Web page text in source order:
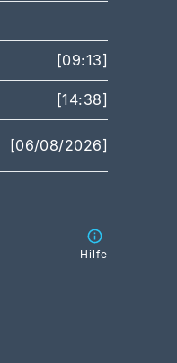
[09:13]
[14:38]
[06/08/2026]
Hilfe